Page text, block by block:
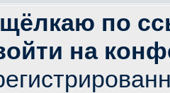
по
на